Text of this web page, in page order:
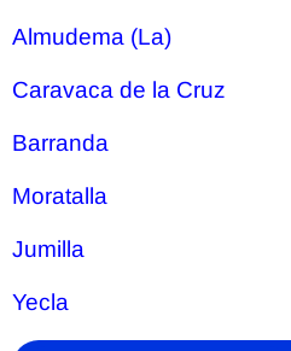
Almudema (La)
Caravaca de la Cruz
Barranda
Moratalla
Jumilla
Yecla